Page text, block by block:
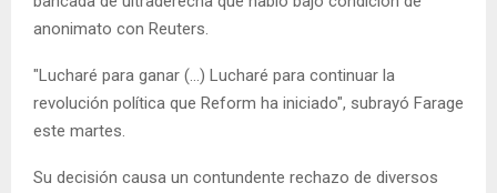
anonimato con Reuters.
"Lucharé para ganar (...) Lucharé para continuar la
revolución política que Reform ha iniciado", subrayó Farage
este martes.
Su decisión causa un contundente rechazo de diversos